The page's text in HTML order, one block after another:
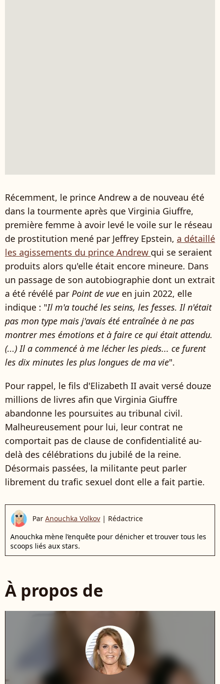
Récemment, le prince Andrew a de nouveau été
dans la tourmente après que Virginia Giuffre,
première femme à avoir levé le voile sur le réseau
de prostitution mené par Jeffrey Epstein, a détaillé
les agissements du prince Andrew qui se seraient
produits alors qu'elle était encore mineure. Dans
un passage de son autobiographie dont un extrait
a été révélé par Point de vue en juin 2022, elle
indique : "Il m'a touché les seins, les fesses. Il n'était
pas mon type mais j'avais été entraînée à ne pas
montrer mes émotions et à faire ce qui était attendu.
(...) Il a commencé à me lécher les pieds... ce furent
les dix minutes les plus longues de ma vie".
Pour rappel, le fils d'Elizabeth II avait versé douze
millions de livres afin que Virginia Giuffre
abandonne les poursuites au tribunal civil.
Malheureusement pour lui, leur contrat ne
comportait pas de clause de confidentialité au-
delà des célébrations du jubilé de la reine.
Désormais passées, la militante peut parler
librement du trafic sexuel dont elle a fait partie.
Par Anouchka Volkov | Rédactrice
Anouchka mène l’enquête pour dénicher et trouver tous les
scoops liés aux stars.
À propos de